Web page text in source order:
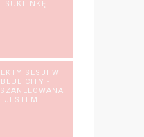
SUKIENKĘ
SESJI W
BLUE CITY -
JESTEM...